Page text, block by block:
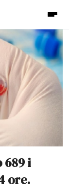
689 i
ore.